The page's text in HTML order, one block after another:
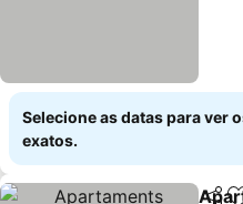
Selecione as datas para ver
exatos.